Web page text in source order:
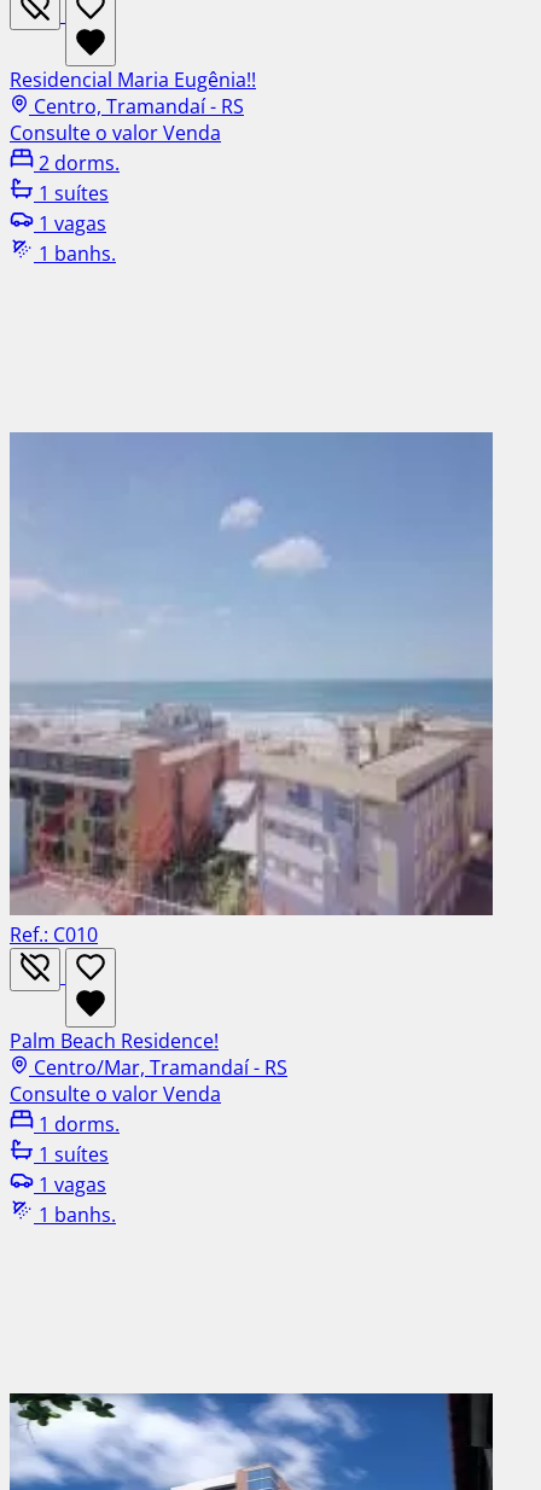
Residencial Maria Eugênia!!
Centro, Tramandaí - RS
Consulte o valorVenda
2 dorms.
1 suítes
1 vagas
1 banhs.
Ref.: C010
Palm Beach Residence!
Centro/Mar, Tramandaí - RS
Consulte o valorVenda
1 dorms.
1 suítes
1 vagas
1 banhs.